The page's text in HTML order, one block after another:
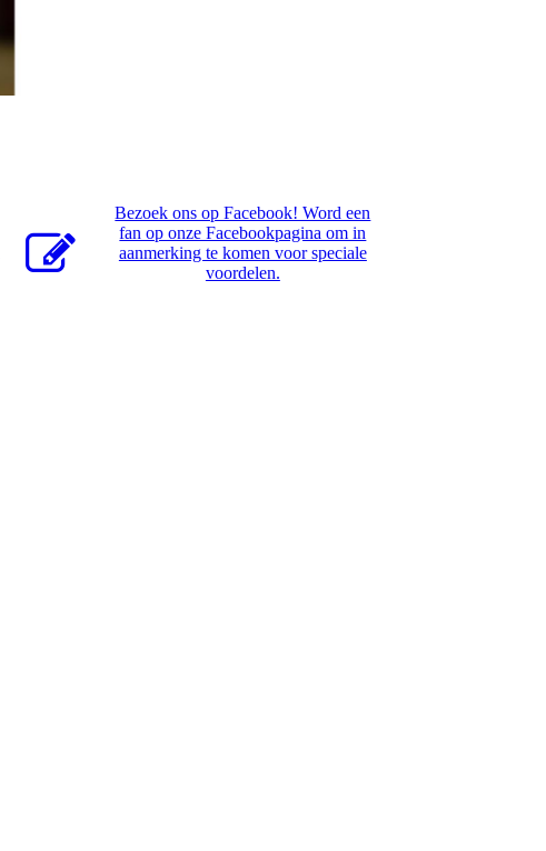
Bezoek ons op Facebook! Word een
fan op onze Facebookpagina om in
aanmerking te komen voor speciale
voordelen.